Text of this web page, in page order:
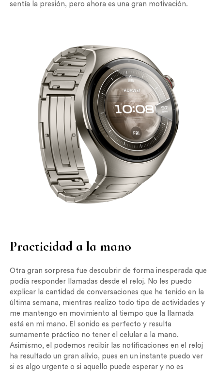
sentía la presión, pero ahora es una gran motivación.
Practicidad a la mano
Otra gran sorpresa fue descubrir de forma inesperada que
podía responder llamadas desde el reloj. No les puedo
explicar la cantidad de conversaciones que he tenido en la
última semana, mientras realizo todo tipo de actividades y
me mantengo en movimiento al tiempo que la llamada
está en mi mano. El sonido es perfecto y resulta
sumamente práctico no tener el celular a la mano.
Asimismo, el podemos recibir las notificaciones en el reloj
ha resultado un gran alivio, pues en un instante puedo ver
si es algo urgente o si aquello puede esperar y no es